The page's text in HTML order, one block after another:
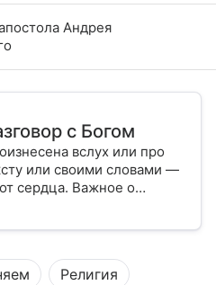
Андрея
с Богом
вслух или про
или своими словами —
сердца. Важное о
материале.
Религия